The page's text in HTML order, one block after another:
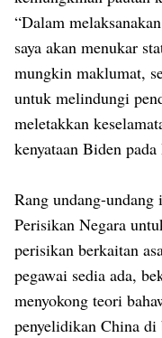
“Dalam
saya akan menukar
mungkin maklumat,
untuk melindungi
meletakkan
kenyataan Biden
Rang undang-undang
Perisikan Negara
perisikan berkaitan
pegawai sedia ada,
menyokong teori
penyelidikan China di